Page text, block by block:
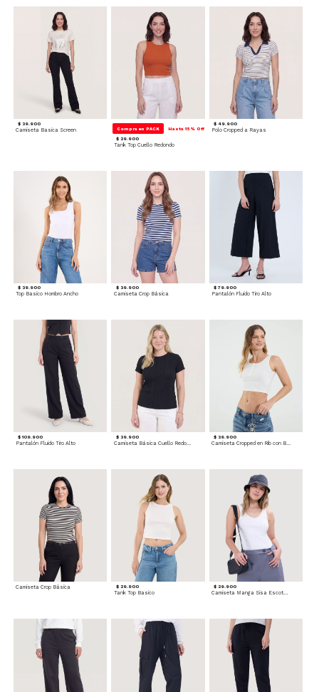
$ 39.900
Camiseta Basica Screen Compra en PACK Hasta 15% Off
$ 29.900
Tank Top Cuello Redondo
$ 49.900
Polo Cropped a Rayas
$ 39.900
Top Basico Hombro Ancho
$ 39.900
Camiseta Crop Básica
$ 79.900
Pantalón Fluido Tiro Alto
$ 109.900
Pantalón Fluido Tiro Alto
$ 39.900
Camiseta Básica Cuello Redondo
$ 39.900
Camiseta Cropped en Rib con Botones
Camiseta Crop Básica $ 29.900
Tank Top Basico
$ 29.900
Camiseta Manga Sisa Escotada